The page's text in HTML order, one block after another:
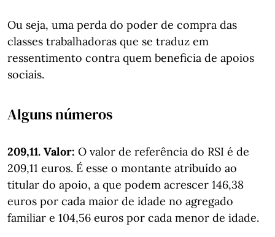
Ou seja, uma perda do poder de compra das
classes trabalhadoras que se traduz em
ressentimento contra quem beneficia de apoios
sociais.
Alguns números
209,11. Valor: O valor de referência do RSI é de
209,11 euros. É esse o montante atribuído ao
titular do apoio, a que podem acrescer 146,38
euros por cada maior de idade no agregado
familiar e 104,56 euros por cada menor de idade.